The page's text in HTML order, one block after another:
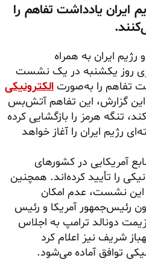
ایران یادداشت تفاهم را
ایران به همراه
روز یکشنبه در یک نشست
تفاهم را به‌صورت الکترونیکی
گزارش، این تفاهم آتش‌بس
می‌کند، تنگه هرمز را بازگشایی کرده
رژیم ایران را آغاز خواهد
آمریکایی در کشورهای
را تأیید کرده‌اند. همچنین
این نشست، عدم امکان
رئیس‌جمهور آمریکا و رئیس
دونالد ترامپ به اجلاس
شریف نیز اعلام کرد
توافق آماده می‌شود.